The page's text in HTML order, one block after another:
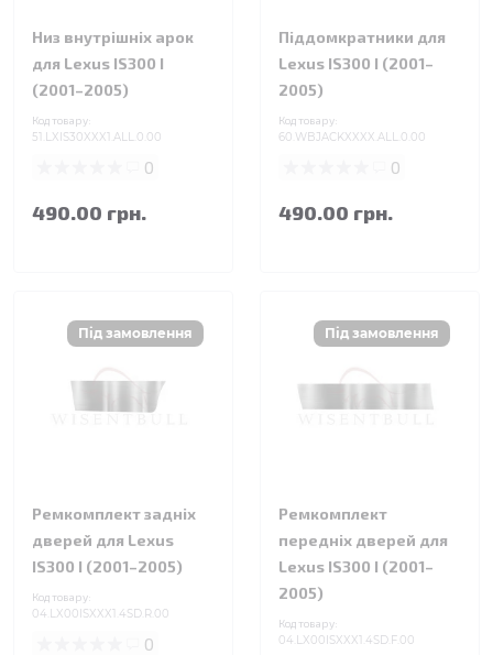
Низ внутрішніх арок
для Lexus IS300 I
(2001–2005)
Код товару:
51.LXIS30XXX1.ALL.0.00
0
490.00 грн.
Піддомкратники для
Lexus IS300 I (2001–
2005)
Код товару:
60.WBJACKXXXX.ALL.0.00
0
490.00 грн.
Ремкомплект задніх
дверей для Lexus
IS300 I (2001–2005)
Код товару:
04.LX00ISXXX1.4SD.R.00
0
Ремкомплект
передніх дверей для
Lexus IS300 I (2001–
2005)
Код товару:
04.LX00ISXXX1.4SD.F.00